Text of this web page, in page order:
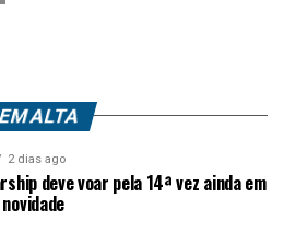
EM ALTA
2 dias ago
deve voar pela 14ª vez ainda em